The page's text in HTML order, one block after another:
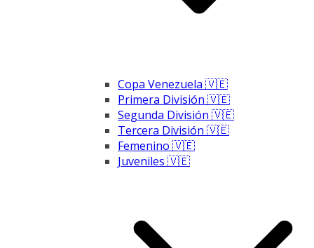
Copa Venezuela 🇻🇪
Primera División 🇻🇪
Segunda División 🇻🇪
Tercera División 🇻🇪
Femenino 🇻🇪
Juveniles 🇻🇪